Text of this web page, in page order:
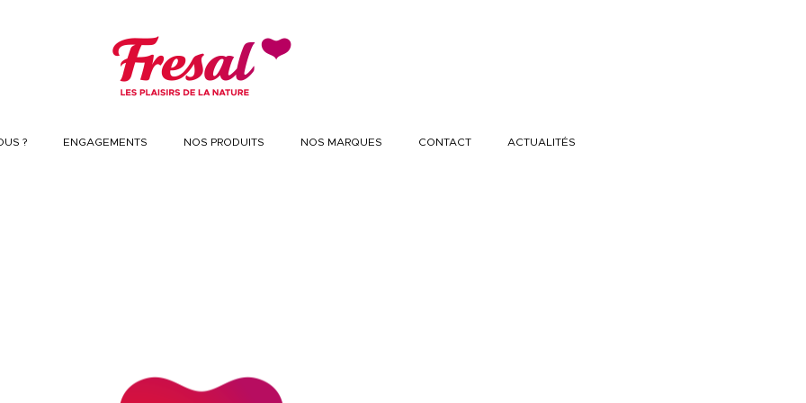
? ENGAGEMENTS NOS PRODUITS NOS MARQUES CONTACT ACTUALITÉS